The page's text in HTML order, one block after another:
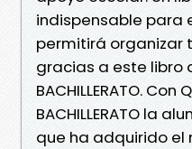
indispensable para
permitirá organizar
gracias a este libro
BACHILLERATO. Con
BACHILLERATO la
que ha adquirido el